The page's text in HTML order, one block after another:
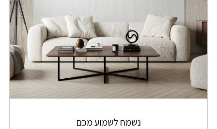
נשמח לשמוע מכם